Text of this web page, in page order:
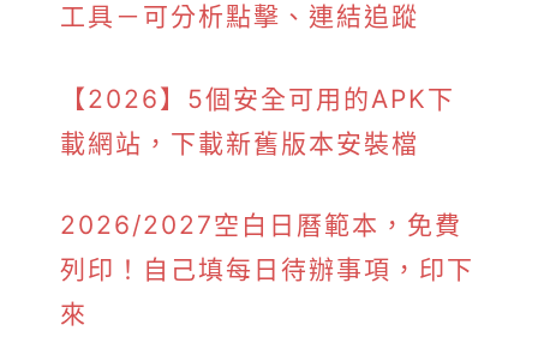
工具－可分析點擊、連結追蹤
【2026】5個安全可用的APK下
載網站，下載新舊版本安裝檔
2026/2027空白日曆範本，免費
列印！自己填每日待辦事項，印下
來